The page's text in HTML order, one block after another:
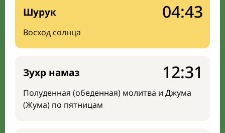
Шурук
Восход солнца
04:43
Зухр намаз
Полуденная (обеденная) молитва и Джума
(Жума) по пятницам
12:31